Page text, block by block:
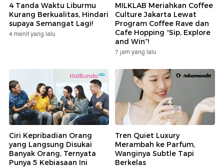
4 Tanda Waktu Liburmu
Kurang Berkualitas, Hindari
supaya Semangat Lagi!
4 menit yang lalu
MILKLAB Meriahkan Coffee
Culture Jakarta Lewat
Program Coffee Rave dan
Cafe Hopping “Sip, Explore
and Win”!
7 jam yang lalu
Ciri Kepribadian Orang
yang Langsung Disukai
Banyak Orang, Ternyata
Punya 5 Kebiasaan Ini
Tren Quiet Luxury
Merambah ke Parfum,
Wanginya Subtle Tapi
Berkelas